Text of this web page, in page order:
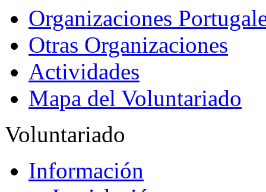
Organizaciones
Otras Organizaciones
Actividades
Mapa del Voluntariado
Voluntariado
Información